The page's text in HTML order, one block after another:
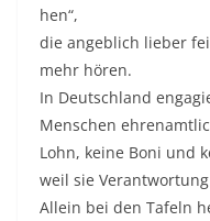
hen“,
die angeblich lieber
mehr hören.
In Deutschland
Menschen
Lohn, keine Boni und
weil sie
Allein bei den Tafeln